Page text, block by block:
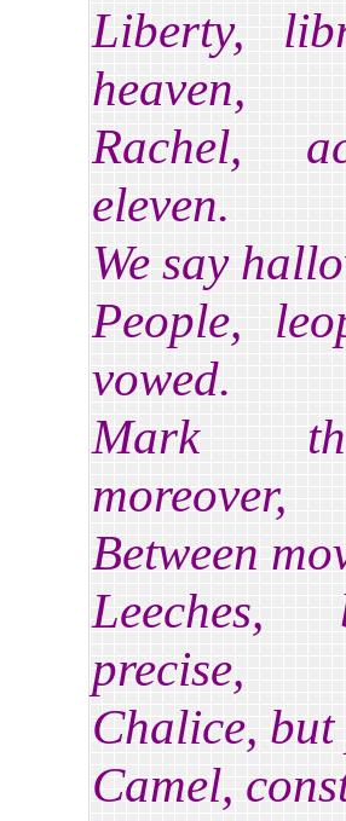
Liberty,
heaven,
Rachel,
eleven.
We say
People,
vowed.
Mark
moreover,
Between
Leeches,
precise,
Chalice,
Camel,